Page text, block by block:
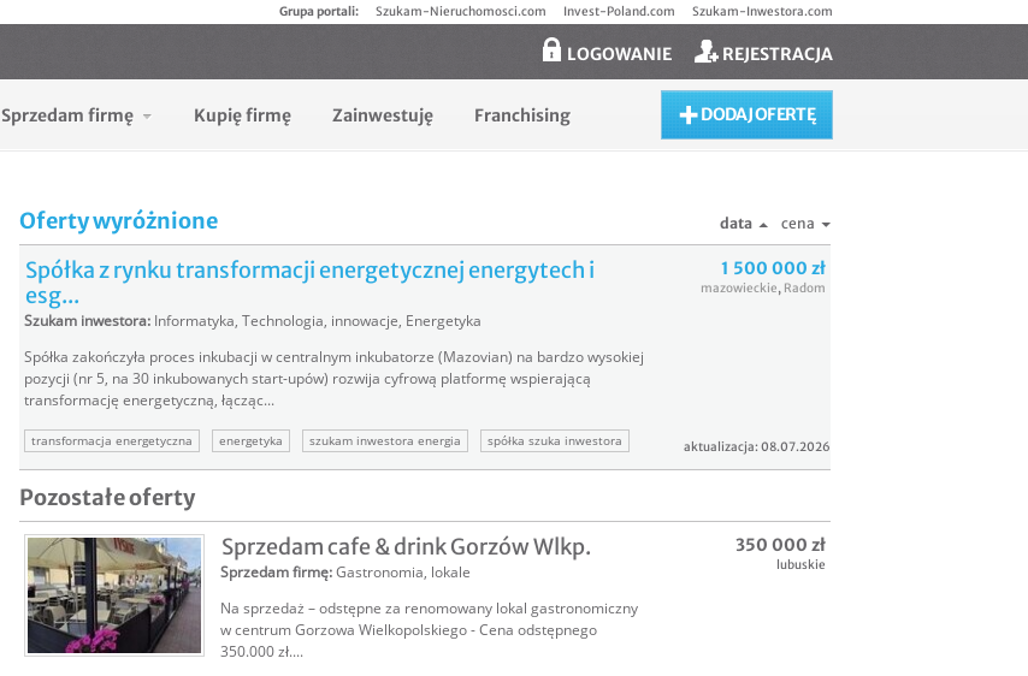
Grupa portali: Szukam-Nieruchomosci.com Invest-Poland.com Szukam-Inwestora.com
LOGOWANIE REJESTRACJA
Sprzedam firmę Kupię firmę Zainwestuję Franchising DODAJ OFERTĘ
data cena
Oferty wyróżnione
Spółka z rynku transformacji energetycznej energytech i
esg...
Szukam inwestora: Informatyka, Technologia, innowacje, Energetyka
Spółka zakończyła proces inkubacji w centralnym inkubatorze (Mazovian) na bardzo wysokiej
pozycji (nr 5, na 30 inkubowanych start-upów) rozwija cyfrową platformę wspierającą
transformację energetyczną, łącząc...
transformacja energetyczna energetyka szukam inwestora energia
spółka szuka inwestora
inwestor do spółki
inwestor do biznesu szukam kapitału
1 500 000 zł
mazowieckie, Radom
aktualizacja: 08.07.2026
Pozostałe oferty
Sprzedam cafe & drink Gorzów Wlkp.
Sprzedam firmę:Gastronomia, lokale
Na sprzedaż – odstępne za renomowany lokal gastronomiczny
w centrum Gorzowa Wielkopolskiego - Cena odstępnego
350.000 zł....
350 000 zł
lubuskie